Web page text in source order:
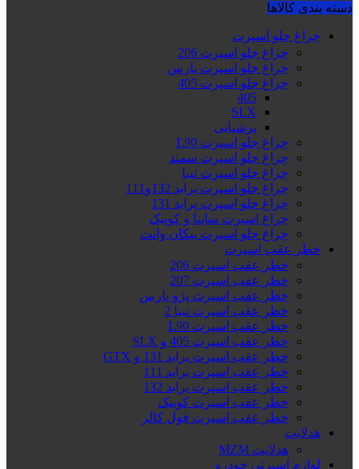
دسته بندی کالاها
چراغ جلو اسپرت
چراغ جلو اسپرت 206
چراغ جلو اسپرت پارس
چراغ جلو اسپرت 405
405
SLX
پرشیایی
چراغ جلو اسپرت L90
چراغ جلو اسپرت سمند
چراغ جلو اسپرت تیبا
چراغ جلو اسپرت پراید 132و111
چراغ جلو اسپرت پراید 131
چراغ اسپرت ساینا و کوییک
چراغ جلو اسپرت پیکان وانت
خطر عقب اسپرت
خطر عقب اسپرت 206
خطر عقب اسپرت 207
خطر عقب اسپرت پژو پارس
خطر عقب اسپرت تیبا 2
خطر عقب اسپرت L90
خطر عقب اسپرت 405 و SLX
خطر عقب اسپرت پراید 131 و GTX
خطر عقب اسپرت پراید 111
خطر عقب اسپرت پراید 132
خطر عقب اسپرت کوییک
خطر عقب اسپرت فول کالر
هدلایت
هدلایت MZM
لوازم اسپرتی خودرو